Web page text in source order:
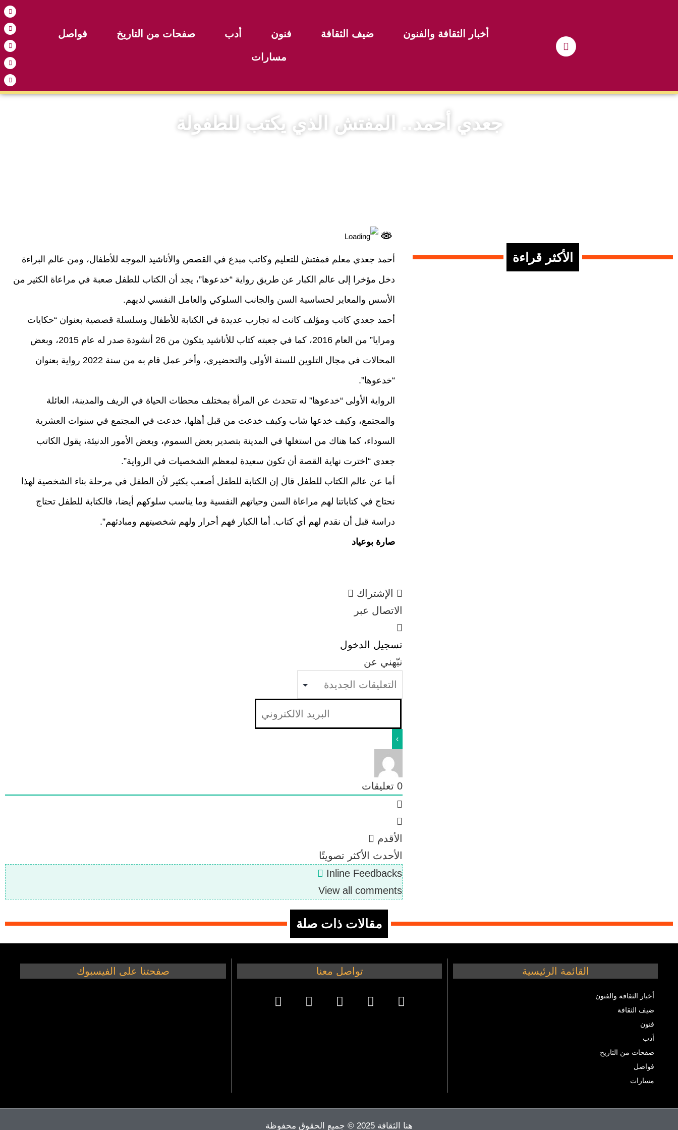
أخبار الثقافة والفنون ضيف الثقافة فنون أدب صفحات من التاريخ فواصل
مسارات
جعدي أحمد.. المفتش الذي يكتب للطفولة
الأكثر قراءة
أحمد جعدي معلم فمفتش للتعليم وكاتب مبدع في القصص والأناشيد الموجه للأطفال، ومن عالم البراءة
دخل مؤخرا إلى عالم الكبار عن طريق رواية “خدعوها”، يجد أن الكتاب للطفل صعبة في مراعاة الكثير من
الأسس والمعاير لحساسية السن والجانب السلوكي والعامل النفسي لديهم.
أحمد جعدي كاتب ومؤلف كانت له تجارب عديدة في الكتابة للأطفال وسلسلة قصصية بعنوان “حكايات
ومرايا” من العام 2016، كما في جعبته كتاب للأناشيد يتكون من 26 أنشودة صدر له عام 2015، وبعض
المحالات في مجال التلوين للسنة الأولى والتحضيري، وأخر عمل قام به من سنة 2022 رواية بعنوان
“خدعوها”.
الرواية الأولى “خدعوها” له تتحدث عن المرأة بمختلف محطات الحياة في الريف والمدينة، العائلة
والمجتمع، وكيف خدعها شاب وكيف خدعت من قبل أهلها، خدعت في المجتمع في سنوات العشرية
السوداء، كما هناك من استغلها في المدينة بتصدير بعض السموم، وبعض الأمور الدنيئة، يقول الكاتب
جعدي “اخترت نهاية القصة أن تكون سعيدة لمعظم الشخصيات في الرواية”.
أما عن عالم الكتاب للطفل قال إن الكتابة للطفل أصعب بكثير لأن الطفل في مرحلة بناء الشخصية لهذا
نحتاج في كتاباتنا لهم مراعاة السن وحياتهم النفسية وما يناسب سلوكهم أيضا، فالكتابة للطفل تحتاج
دراسة قبل أن نقدم لهم أي كتاب. أما الكبار فهم أحرار ولهم شخصيتهم ومبادئهم”.
صارة بوعياد
الإشتراك
الاتصال عبر
تسجيل الدخول
نبّهني عن
0 تعليقات
الأقدم
الأحدث
الأكثر تصويتًا
Inline Feedbacks
View all comments
مقالات ذات صلة
القائمة الرئيسية
أخبار الثقافة والفنون
ضيف الثقافة
فنون
أدب
صفحات من التاريخ
فواصل
مسارات
تواصل معنا صفحتنا على الفيسبوك
هنا الثقافة 2025 © جميع الحقوق محفوظة